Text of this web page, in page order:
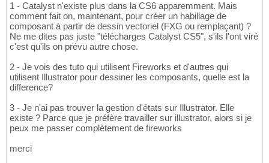
1 - Catalyst n'existe plus dans la CS6 apparemment. Mais
comment fait on, maintenant, pour créer un habillage de
composant à partir de dessin vectoriel (FXG ou remplaçant) ?
Ne me dites pas juste "télécharges Catalyst CS5", s'ils l'ont viré
c'est qu'ils on prévu autre chose.
2 - Je vois des tuto qui utilisent Fireworks et d'autres qui
utilisent Illustrator pour dessiner les composants, quelle est la
difference?
3 - Je n'ai pas trouver la gestion d'états sur Illustrator. Elle
existe ? Parce que je préfère travailler sur illustrator, alors si je
peux me passer complètement de fireworks
merci